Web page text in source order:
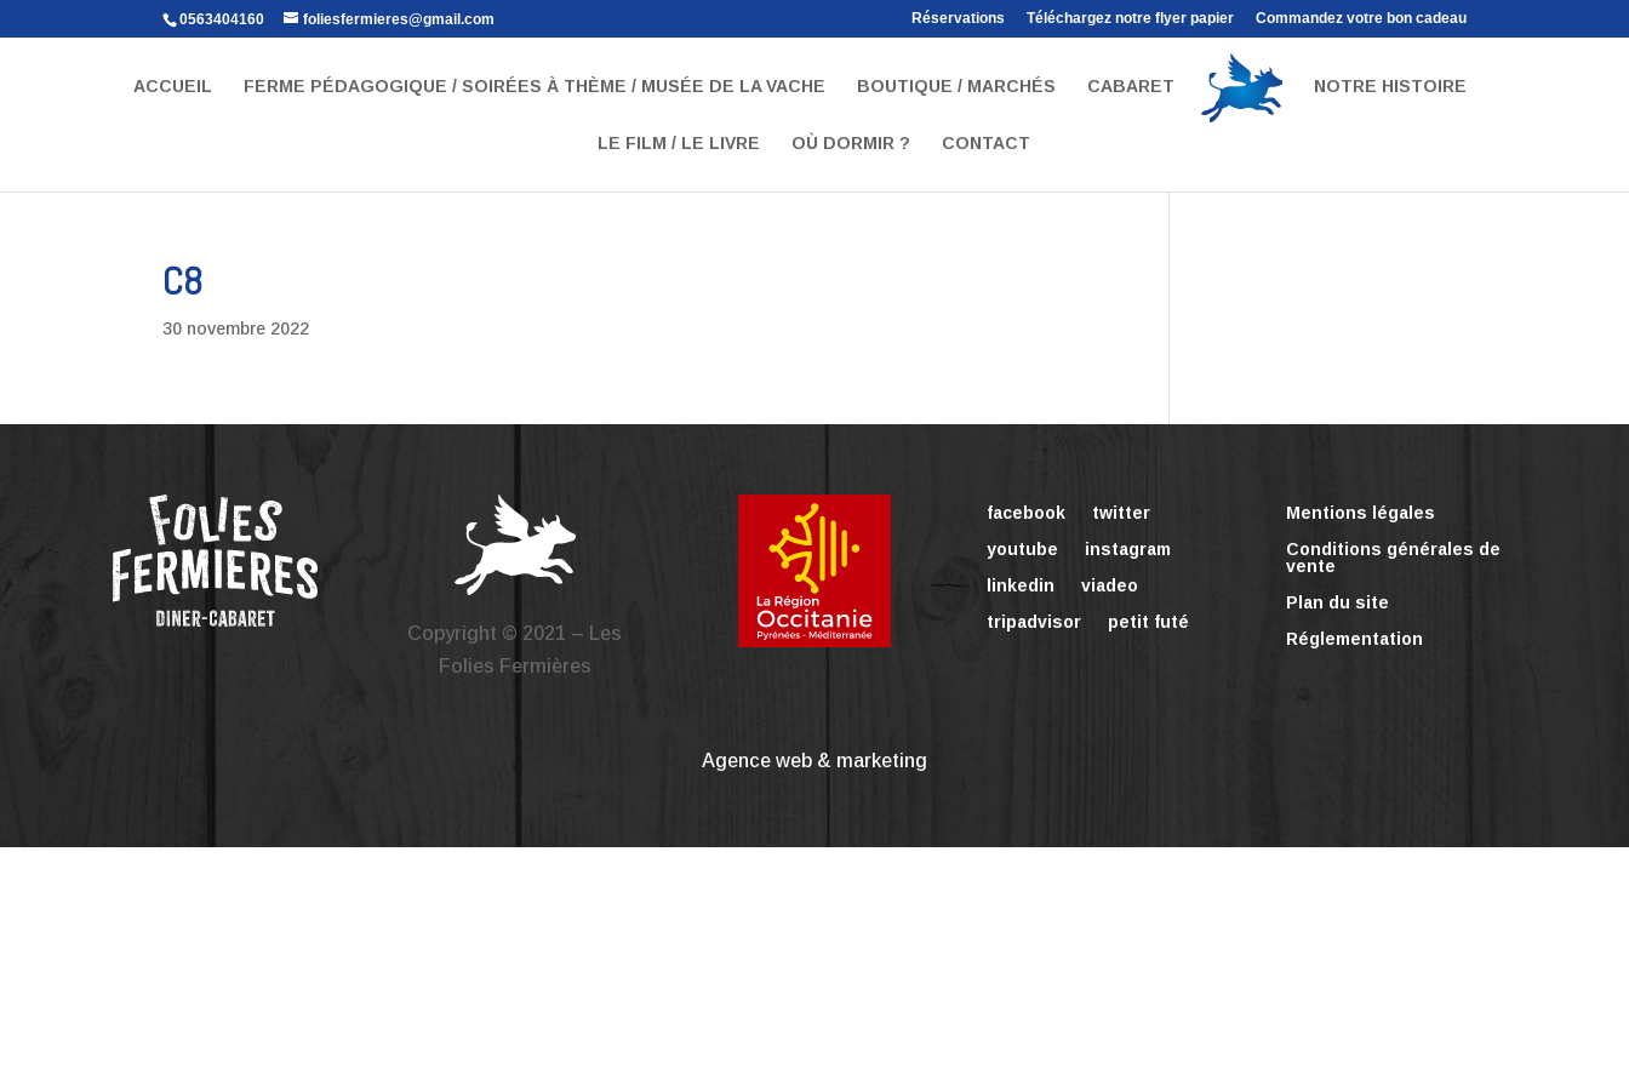
0563404160 foliesfermieres@gmail.com Réservations Téléchargez notre flyer papier Commandez votre bon cadeau
ACCUEIL FERME PÉDAGOGIQUE / SOIRÉES À THÈME / MUSÉE DE LA VACHE BOUTIQUE / MARCHÉS CABARET NOTRE HISTOIRE
LE FILM / LE LIVRE OÙ DORMIR ? CONTACT
C8
30 novembre 2022
Copyright © 2021 – Les
Folies Fermières
facebook
twitter
youtube
instagram
linkedin
viadeo
tripadvisor
petit futé
Mentions légales
Conditions générales de
vente
Plan du site
Réglementation
Agence web & marketing